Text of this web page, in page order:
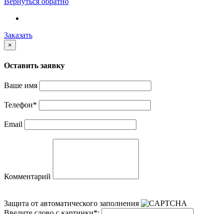
Заказать
×
Оставить заявку
Ваше имя
Телефон*
Email
Комментарий
Защита от автоматического заполнения